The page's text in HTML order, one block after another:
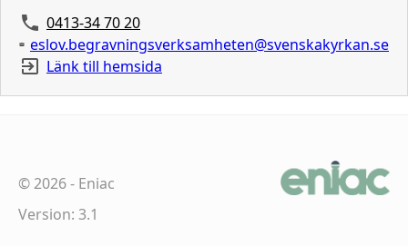
0413-34 70 20
eslov.begravningsverksamheten@svenskakyrkan.se
Länk till hemsida
©2026- Eniac
Version: 3.1